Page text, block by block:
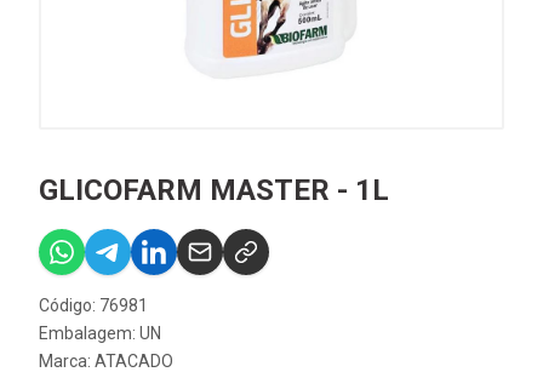
GLICOFARM MASTER - 1L
Código: 76981
Embalagem: UN
Marca: ATACADO